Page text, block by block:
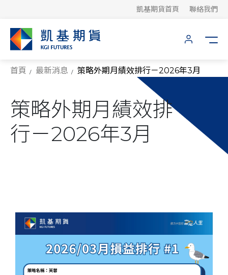
凱基期貨首頁 聯絡我們
首頁 最新消息 策略外期月績效排行－2026年3月
策略外期月績效排
行－2026年3月